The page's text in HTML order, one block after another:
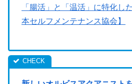
「腸活」と「温活」に特化し
本セルフメンテナンス協会】